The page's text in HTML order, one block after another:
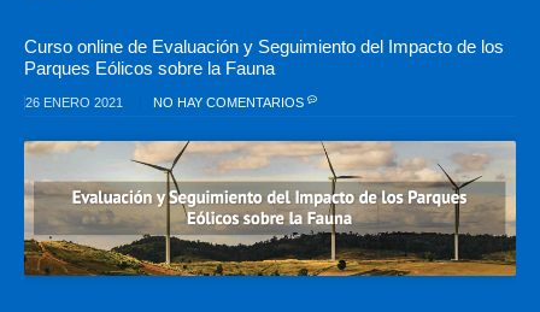
Curso online de Evaluación y Seguimiento del Impacto de los
Parques Eólicos sobre la Fauna
26 ENERO 2021 NO HAY COMENTARIOS